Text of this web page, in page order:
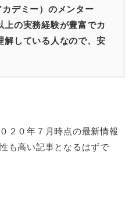
デミー）のメンター
上の実務経験が豊富でカ
解している人なので、安
２０年７月時点の最新情報
も高い記事となるはずで